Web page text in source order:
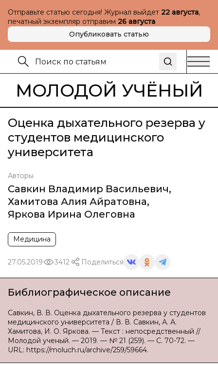
Отправьте статью сегодня! Журнал выйдет 22 августа,
печатный экземпляр отправим 26 августа
Опубликовать статью
МОЛОДОЙ УЧЁНЫЙ
Оценка дыхательного резерва у
студентов медицинского
университета
Авторы
Савкин Владимир Васильевич,
Хамитова Алия Айратовна,
Яркова Ирина Олеговна
Медицина
27.05.2019 3412 Поделиться
Библиографическое описание
Савкин, В. В. Оценка дыхательного резерва у студентов
медицинского университета / В. В. Савкин, А. А.
Хамитова, И. О. Яркова. — Текст : непосредственный //
Молодой ученый. — 2019. — № 21 (259). — С. 70-72. —
URL: https://moluch.ru/archive/259/59664.